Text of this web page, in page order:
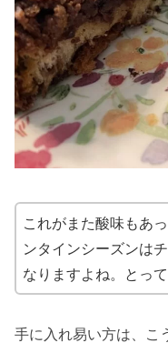
これがまた酸味もあ
ンタインシーズンは
なりますよね。とっ
手に入れ易い方は、こ